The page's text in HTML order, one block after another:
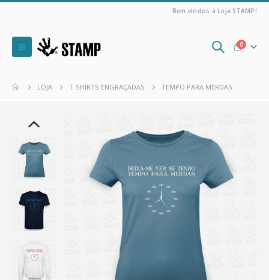
Bem vindos à Loja STAMP!
0
LOJA T-SHIRTS ENGRAÇADAS TEMPO PARA MERDAS